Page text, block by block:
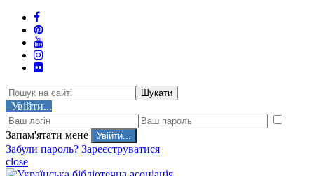
Шукати
Увійти...
Запам'ятати мене
Забули пароль? Зареєструватися
close